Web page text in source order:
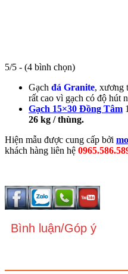
5/5 - (4 bình chọn)
Gạch đá Granite, xương
rất cao vì gạch có độ hút
Gạch 15×30 Đồng Tâm
26 kg / thùng.
Hiện mẫu được cung cấp bởi
khách hàng liên hệ
Bình luận/Góp ý